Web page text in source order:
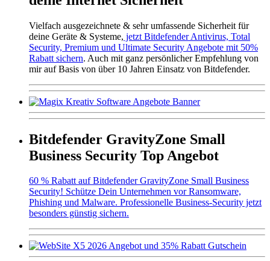
Vielfach ausgezeichnete & sehr umfassende Sicherheit für
deine Geräte & Systeme, jetzt Bitdefender Antivirus, Total
Security, Premium und Ultimate Security Angebote mit 50%
Rabatt sichern. Auch mit ganz persönlicher Empfehlung von
mir auf Basis von über 10 Jahren Einsatz von Bitdefender.
Bitdefender GravityZone Small
Business Security Top Angebot
60 % Rabatt auf Bitdefender GravityZone Small Business
Security! Schütze Dein Unternehmen vor Ransomware,
Phishing und Malware. Professionelle Business-Security jetzt
besonders günstig sichern.